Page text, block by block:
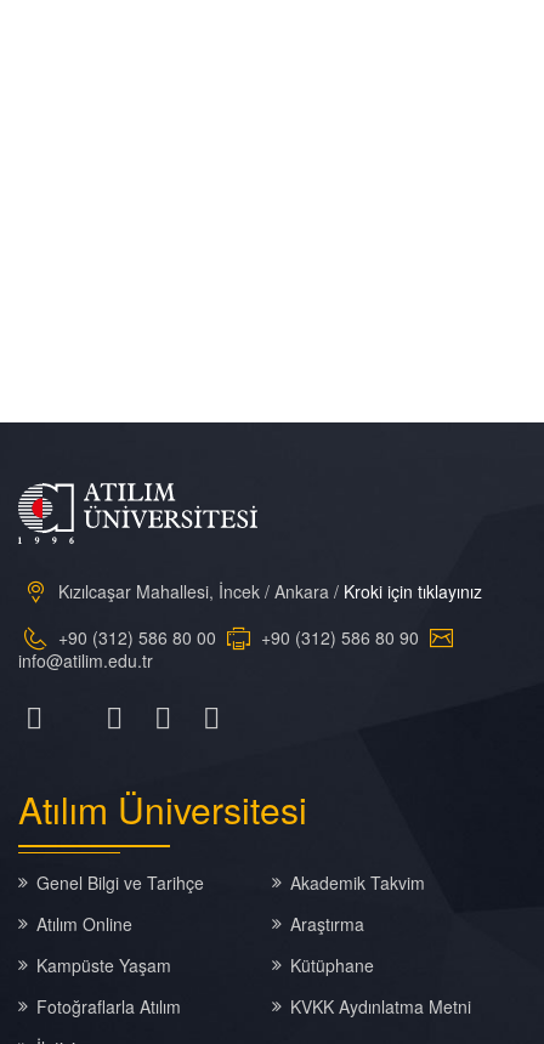
Kızılcaşar Mahallesi, İncek / Ankara / Kroki için tıklayınız
+90 (312) 586 80 00
+90 (312) 586 80 90
info@atilim.edu.tr
Atılım Üniversitesi
Genel Bilgi ve Tarihçe
Akademik Takvim
Atılım Online
Araştırma
Kampüste Yaşam
Kütüphane
Fotoğraflarla Atılım
KVKK Aydınlatma Metni